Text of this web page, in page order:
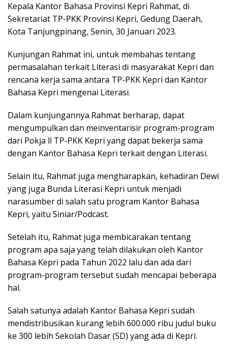
Kepala Kantor Bahasa Provinsi Kepri Rahmat, di
Sekretariat TP-PKK Provinsi Kepri, Gedung Daerah,
Kota Tanjungpinang, Senin, 30 Januari 2023.
Kunjungan Rahmat ini, untuk membahas tentang
permasalahan terkait Literasi di masyarakat Kepri dan
rencana kerja sama antara TP-PKK Kepri dan Kantor
Bahasa Kepri mengenai Literasi.
Dalam kunjungannya Rahmat berharap, dapat
mengumpulkan dan meinventarisir program-program
dari Pokja ll TP-PKK Kepri yang dapat bekerja sama
dengan Kantor Bahasa Kepri terkait dengan Literasi.
Selain itu, Rahmat juga mengharapkan, kehadiran Dewi
yang juga Bunda Literasi Kepri untuk menjadi
narasumber di salah satu program Kantor Bahasa
Kepri, yaitu Siniar/Podcast.
Setelah itu, Rahmat juga membicarakan tentang
program apa saja yang telah dilakukan oleh Kantor
Bahasa Kepri pada Tahun 2022 lalu dan ada dari
program-program tersebut sudah mencapai beberapa
hal.
Salah satunya adalah Kantor Bahasa Kepri sudah
mendistribusikan kurang lebih 600.000 ribu judul buku
ke 300 lebih Sekolah Dasar (SD) yang ada di Kepri.